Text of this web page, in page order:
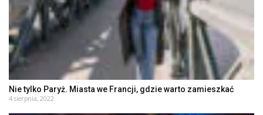
Nie tylko Paryż. Miasta we Francji, gdzie warto zamieszkać
4 sierpnia, 2022